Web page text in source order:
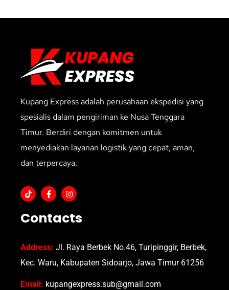
Kupang Express adalah perusahaan ekspedisi yang
spesialis dalam pengiriman ke Nusa Tenggara
Timur. Berdiri dengan komitmen untuk
menyediakan layanan logistik yang cepat, aman,
dan terpercaya.
Contacts
Address: Jl. Raya Berbek No.46, Turipinggir, Berbek,
Kec. Waru, Kabupaten Sidoarjo, Jawa Timur 61256
Email: kupangexpress.sub@gmail.com